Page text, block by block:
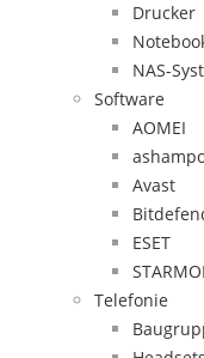
Drucker
NAS-
Software
AOMEI
Avast
ESET
Telefonie